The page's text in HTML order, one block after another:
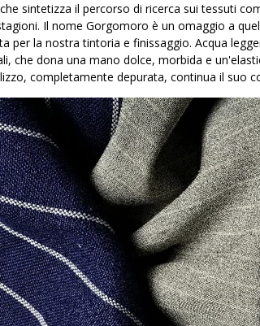
sintetizza il percorso di ricerca sui tessuti
Il nome Gorgomoro è un omaggio a
per la nostra tintoria e finissaggio. Acqua
che dona una mano dolce, morbida e
completamente depurata, continua il suo